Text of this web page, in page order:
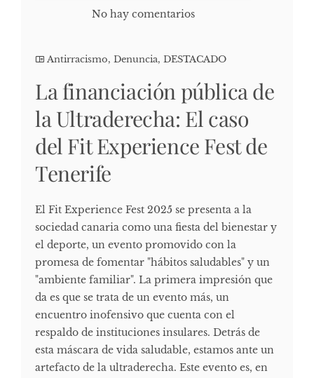
No hay comentarios
Antirracismo, Denuncia, DESTACADO
La financiación pública de
la Ultraderecha: El caso
del Fit Experience Fest de
Tenerife
El Fit Experience Fest 2025 se presenta a la
sociedad canaria como una fiesta del bienestar y
el deporte, un evento promovido con la
promesa de fomentar "hábitos saludables" y un
"ambiente familiar". La primera impresión que
da es que se trata de un evento más, un
encuentro inofensivo que cuenta con el
respaldo de instituciones insulares. Detrás de
esta máscara de vida saludable, estamos ante un
artefacto de la ultraderecha. Este evento es, en